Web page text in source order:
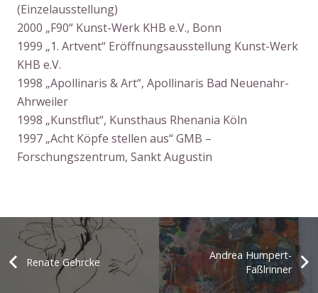
(Einzelausstellung)
2000 „F90“ Kunst-Werk KHB e.V., Bonn
1999 „1. Artvent“ Eröffnungsausstellung Kunst-Werk
KHB e.V.
1998 „Apollinaris & Art“, Apollinaris Bad Neuenahr-
Ahrweiler
1998 „Kunstflut“, Kunsthaus Rhenania Köln
1997 „Acht Köpfe stellen aus“ GMB –
Forschungszentrum, Sankt Augustin
Renate Gehrcke
Andrea Humpert-
Faßlrinner